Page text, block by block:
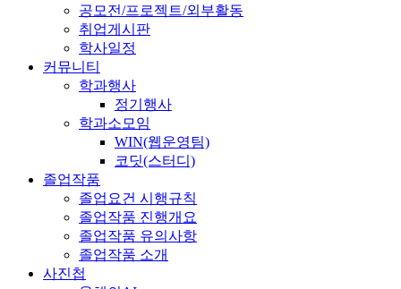
공모전/프로젝트/외부활동
취업게시판
학사일정
커뮤니티
학과행사
정기행사
학과소모임
WIN(웹운영팀)
코딧(스터디)
졸업작품
졸업요건 시행규칙
졸업작품 진행개요
졸업작품 유의사항
졸업작품 소개
사진첩